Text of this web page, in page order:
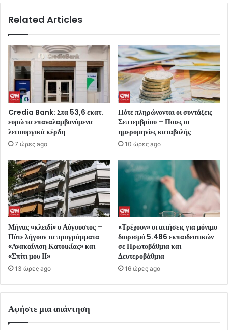
Related Articles
Credia Bank: Στα 53,6 εκατ.
ευρώ τα επαναλαμβανόμενα
λειτουργικά κέρδη
7 ώρες ago
Πότε πληρώνονται οι συντάξεις
Σεπτεμβρίου – Ποιες οι
ημερομηνίες καταβολής
10 ώρες ago
Μήνας «κλειδί» ο Αύγουστος –
Πότε λήγουν τα προγράμματα
«Ανακαίνιση Κατοικίας» και
«Σπίτι μου ΙΙ»
13 ώρες ago
«Τρέχουν» οι αιτήσεις για μόνιμο
διορισμό 5.486 εκπαιδευτικών
σε Πρωτοβάθμια και
Δευτεροβάθμια
16 ώρες ago
Αφήστε μια απάντηση